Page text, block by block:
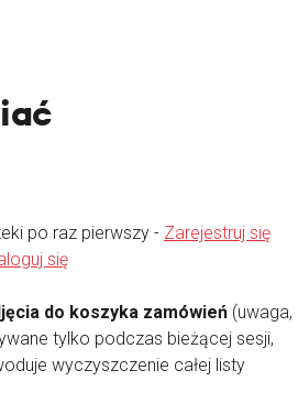
po raz pierwszy - Zarejestruj się
się
do koszyka zamówień (uwaga,
tylko podczas bieżącej sesji,
wyczyszczenie całej listy